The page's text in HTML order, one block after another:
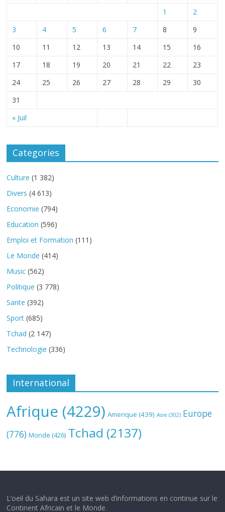
« Juil
1
2
3
4 5 6 7 8
9
10
11 12 13 14 15
16
17
18 19 20 21 22
23
24
25 26 27 28 29
30
31
Categories
Culture (1 382)
Divers (4 613)
Economie (794)
Education (596)
Emploi et Formation (111)
Le Monde (414)
Music (562)
Politique (3 778)
Sante (392)
Sport (685)
Tchad (2 147)
Technologie (336)
International
Afrique (4229) Amerique (439) Asie (302) Europe
(776) Monde (426) Tchad (2137)
L’oeil du Sahara est un site web d’informations en continue sur le
Continent Africain et le Monde.